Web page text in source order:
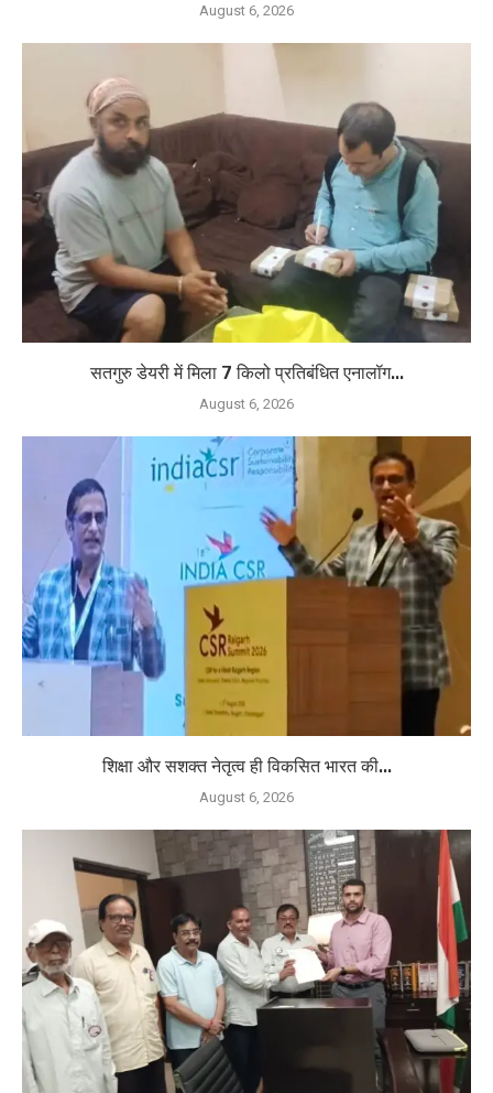
August 6, 2026
सतगुरु डेयरी में मिला 7 किलो प्रतिबंधित एनालॉग...
August 6, 2026
शिक्षा और सशक्त नेतृत्व ही विकसित भारत की...
August 6, 2026